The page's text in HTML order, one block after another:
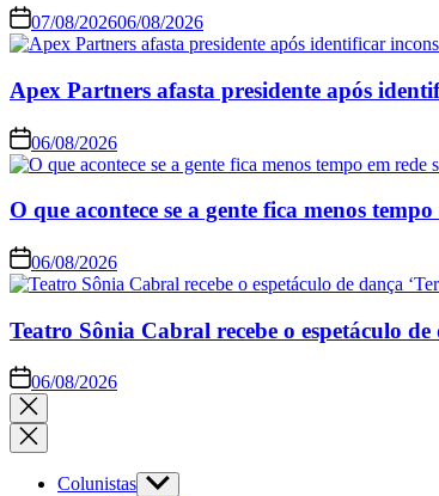
07/08/202606/08/2026
Apex Partners afasta presidente após
06/08/2026
O que acontece se a gente fica menos
06/08/2026
Teatro Sônia Cabral recebe o espetáculo de
06/08/2026
Colunistas